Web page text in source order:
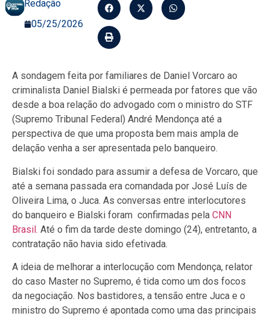
Redação
05/25/2026
A sondagem feita por familiares de Daniel Vorcaro ao
criminalista Daniel Bialski é permeada por fatores que vão
desde a boa relação do advogado com o ministro do STF
(Supremo Tribunal Federal) André Mendonça até a
perspectiva de que uma proposta bem mais ampla de
delação venha a ser apresentada pelo banqueiro.
Bialski foi sondado para assumir a defesa de Vorcaro, que
até a semana passada era comandada por José Luís de
Oliveira Lima, o Juca. As conversas entre interlocutores
do banqueiro e Bialski foram confirmadas pela CNN
Brasil. Até o fim da tarde deste domingo (24), entretanto, a
contratação não havia sido efetivada.
A ideia de melhorar a interlocução com Mendonça, relator
do caso Master no Supremo, é tida como um dos focos
da negociação. Nos bastidores, a tensão entre Juca e o
ministro do Supremo é apontada como uma das principais